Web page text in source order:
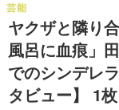
芸能
恋愛
コメントポス
ヤクザと隣り
風呂に血痕」
でのシンデレ
タビュー】 1
芸能